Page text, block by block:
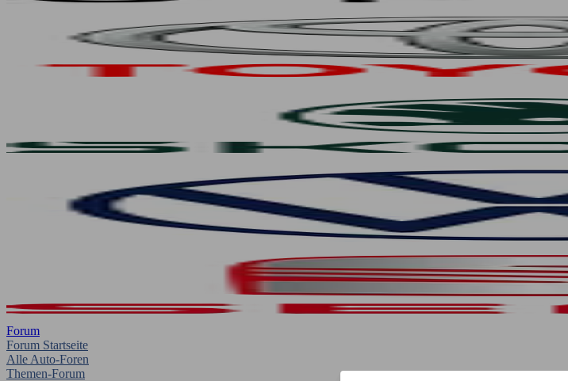
Forum
Forum Startseite
Alle Auto-Foren
Themen-Forum